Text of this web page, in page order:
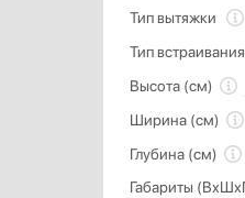
Тип вытяжки
Тип
Высота (см)
Ширина (см)
Глубина (см)
Габариты